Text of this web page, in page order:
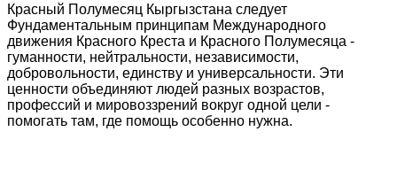
Красный Полумесяц Кыргызстана следует
Фундаментальным принципам Международного
движения Красного Креста и Красного Полумесяца -
гуманности, нейтральности, независимости,
добровольности, единству и универсальности. Эти
ценности объединяют людей разных возрастов,
профессий и мировоззрений вокруг одной цели -
помогать там, где помощь особенно нужна.